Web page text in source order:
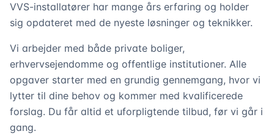
VVS-installatører har mange års erfaring og holder
sig opdateret med de nyeste løsninger og teknikker.
Vi arbejder med både private boliger,
erhvervsejendomme og offentlige institutioner. Alle
opgaver starter med en grundig gennemgang, hvor vi
lytter til dine behov og kommer med kvalificerede
forslag. Du får altid et uforpligtende tilbud, før vi går i
gang.